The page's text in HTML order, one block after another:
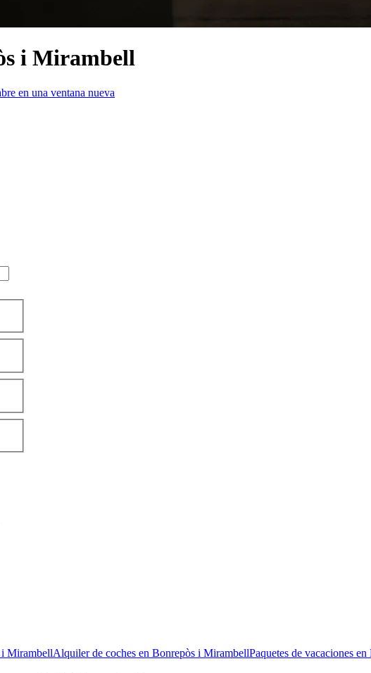
i Mirambell
en una ventana nueva
i MirambellAlquiler de coches en Bonrepòs i MirambellPaquetes de vacaciones